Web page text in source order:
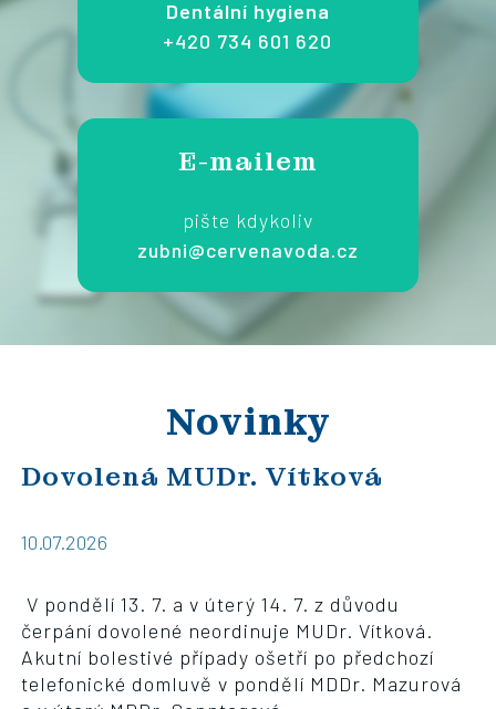
Dentální hygiena
+420 734 601 620
E-mailem
pište kdykoliv
zubni@cervenavoda.cz
Novinky
Dovolená MUDr. Vítková
10.07.2026
V pondělí 13. 7. a v úterý 14. 7. z důvodu
čerpání dovolené neordinuje MUDr. Vítková.
Akutní bolestivé případy ošetří po předchozí
telefonické domluvě v pondělí MDDr. Mazurová